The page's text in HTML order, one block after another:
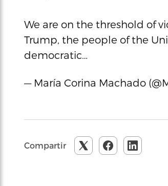
We are on the threshold of
Trump, the people of the
democratic…
— María Corina Machado
Compartir